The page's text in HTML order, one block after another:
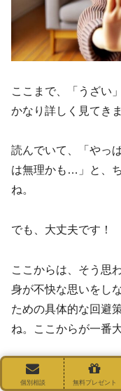
ここまで、「うざい
かなり詳しく見てき
読んでいて、「やっ
は無理かも…」と、
ね。
でも、大丈夫です！
ここからは、そう思
身が不快な思いをし
ための具体的な回避
ね。ここからが一番
迷惑ユーザー
個別相談 無料プレゼント